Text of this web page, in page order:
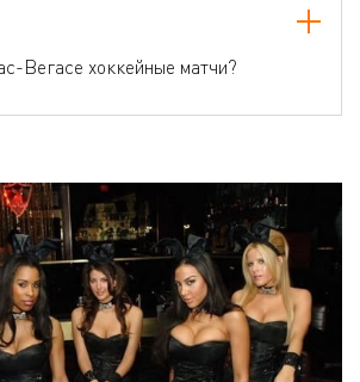
Вегасе хоккейные матчи?